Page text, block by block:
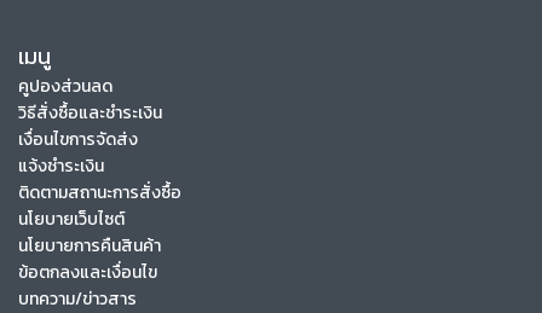
เมนู
คูปองส่วนลด
วิธีสั่งซื้อและชำระเงิน
เงื่อนไขการจัดส่ง
แจ้งชำระเงิน
ติดตามสถานะการสั่งซื้อ
นโยบายเว็บไซต์
นโยบายการคืนสินค้า
ข้อตกลงและเงื่อนไข
บทความ/ข่าวสาร